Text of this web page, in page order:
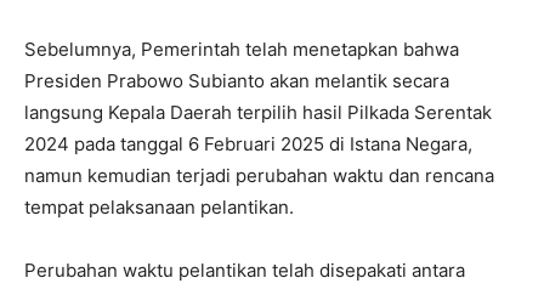
Sebelumnya, Pemerintah telah menetapkan bahwa
Presiden Prabowo Subianto akan melantik secara
langsung Kepala Daerah terpilih hasil Pilkada Serentak
2024 pada tanggal 6 Februari 2025 di Istana Negara,
namun kemudian terjadi perubahan waktu dan rencana
tempat pelaksanaan pelantikan.
Perubahan waktu pelantikan telah disepakati antara